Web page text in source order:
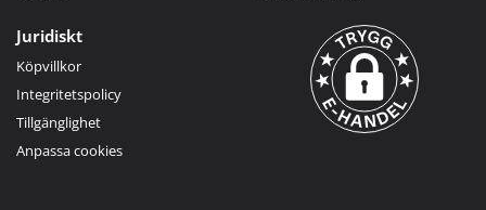
Juridiskt
Köpvillkor
Integritetspolicy
Tillgänglighet
Anpassa cookies